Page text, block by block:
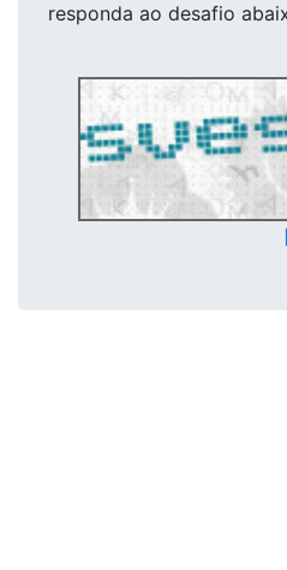
responda ao desafio